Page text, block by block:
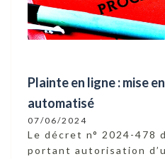
Plainte en ligne : mise
automatisé
07/06/2024
Le décret n° 2024-478
portant autorisation